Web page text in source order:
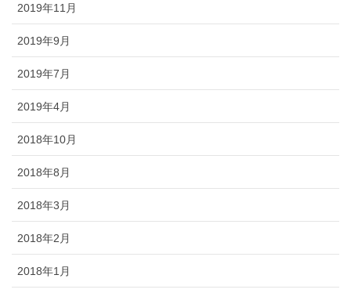
2019年11月
2019年9月
2019年7月
2019年4月
2018年10月
2018年8月
2018年3月
2018年2月
2018年1月